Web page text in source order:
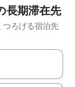
長期滞在先
つろげる宿泊先
を使って移動するか